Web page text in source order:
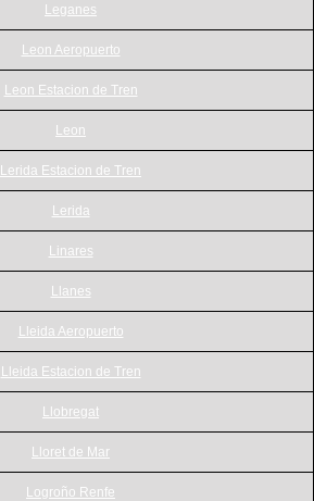
Leganes
Leon Aeropuerto
Leon Estacion de Tren
Leon
Lerida Estacion de Tren
Lerida
Linares
Llanes
Lleida Aeropuerto
Lleida Estacion de Tren
Llobregat
Lloret de Mar
Logroño Renfe